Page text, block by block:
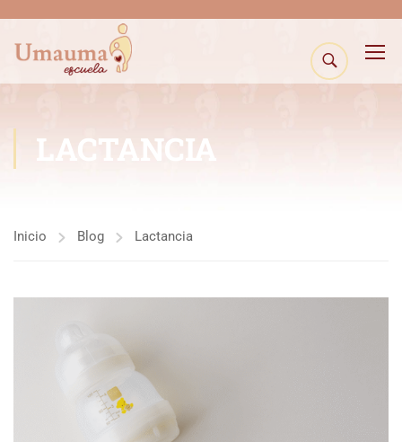
LACTANCIA
Inicio Blog Lactancia